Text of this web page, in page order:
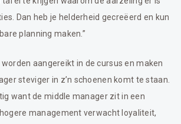
Dan heb je helderheid gecreëerd en kun
planning maken.”
aangereikt in de cursus en maken
steviger in z’n schoenen komt te staan.
want de middle manager zit in een
management verwacht loyaliteit,